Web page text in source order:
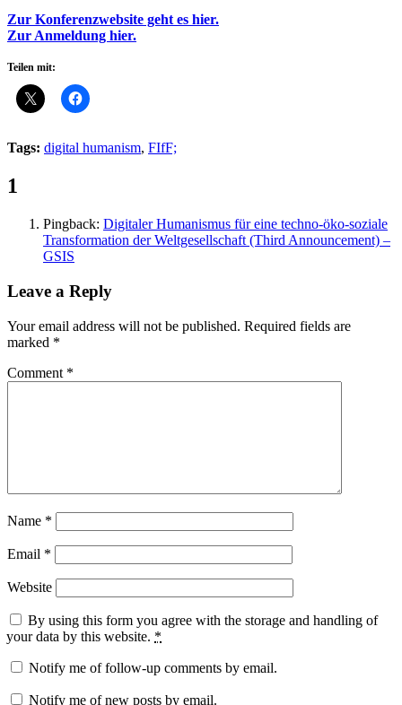
Zur Konferenzwebsite geht es hier.
Zur Anmeldung hier.
Teilen mit:
Tags: digital humanism, FIfF;
Comments:
1
Pingback: Digitaler Humanismus für eine techno-öko-soziale
Transformation der Weltgesellschaft (Third Announcement) –
GSIS
Leave a Reply
Your email address will not be published. Required fields are
marked *
Comment *
Name *
Email *
Website
By using this form you agree with the storage and handling of
your data by this website. *
Notify me of follow-up comments by email.
Notify me of new posts by email.